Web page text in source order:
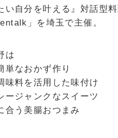
い自分を叶える』対話型
」を埼玉で主催。
は
単なおかず作り
味料を活用した味付け
ージャンクなスイーツ
合う美腸おつまみ